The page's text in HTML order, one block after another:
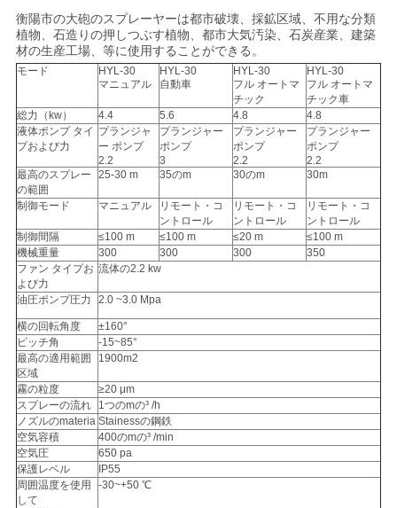
し
な
い
ニ
ュ
ー
ス
場
合
地
図
衡陽市の大砲のスプレーヤーは都市破壊、採鉱区域、不用な分類
植物、石造りの押しつぶす植物、都市大気汚染、石炭産業、建築
材の生産工場、等に使用することができる。
モード
HYL-30
マニュアル
HYL-30
自動車
HYL-30
フル オートマ
チック
HYL-30
フル オートマ
チック車
総力（kw）
4.4 5.6 4.8
4.8
液体ポンプ タイ
プおよび力
プランジャ
ー ポンプ
2.2
プランジャー
ポンプ
3
プランジャー
ポンプ
2.2
プランジャー
ポンプ
2.2
最高のスプレー
の範囲
25-30 m 35のm 30のm 30m
制御モード マニュアル
リモート・コ
ントロール
リモート・コ
ントロール
リモート・コ
ントロール
制御間隔
≤100 m ≤100 m ≤20 m
≤100 m
機械重量
300 300 300
350
ファン タイプお
よび力
流体の2.2 kw
油圧ポンプ圧力 2.0 ~3.0 Mpa
横の回転角度
±160°
ピッチ角
-15~85°
最高の適用範囲
区域
1900m2
霧の粒度
≥20 μm
スプレーの流れ
1つのmの³ /h
ノズルのmateria Stainessの鋼鉄
空気容積
400のmの³ /min
空気圧
650 pa
保護レベル
IP55
周囲温度を使用
して
-30~+50 ℃